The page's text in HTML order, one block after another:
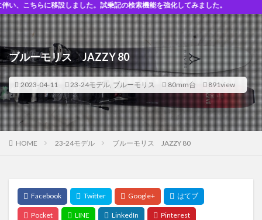
に移設しました。試乗記の検索機能を強化してみました。
ブルーモリス JAZZY 80
2023-04-11 23-24モデル, ブルーモリス 80mm台 891view
HOME 23-24モデル ブルーモリス JAZZY 80